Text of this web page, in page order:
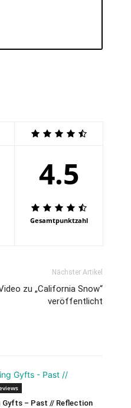
4.5
Gesamtpunktzahl
Nächster Artikel
zu „California Snow“
veröffentlicht
Gyfts – Past // Reflection